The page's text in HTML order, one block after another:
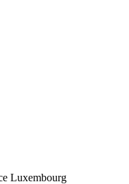
Luxembourg